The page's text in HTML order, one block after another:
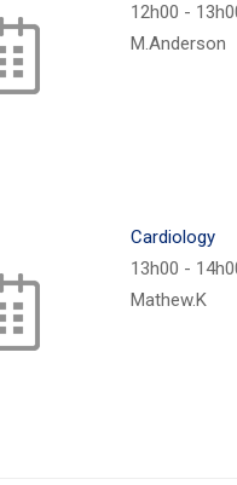
12h00 -
M.Anderson
Cardiology
13h00 -
Mathew.K